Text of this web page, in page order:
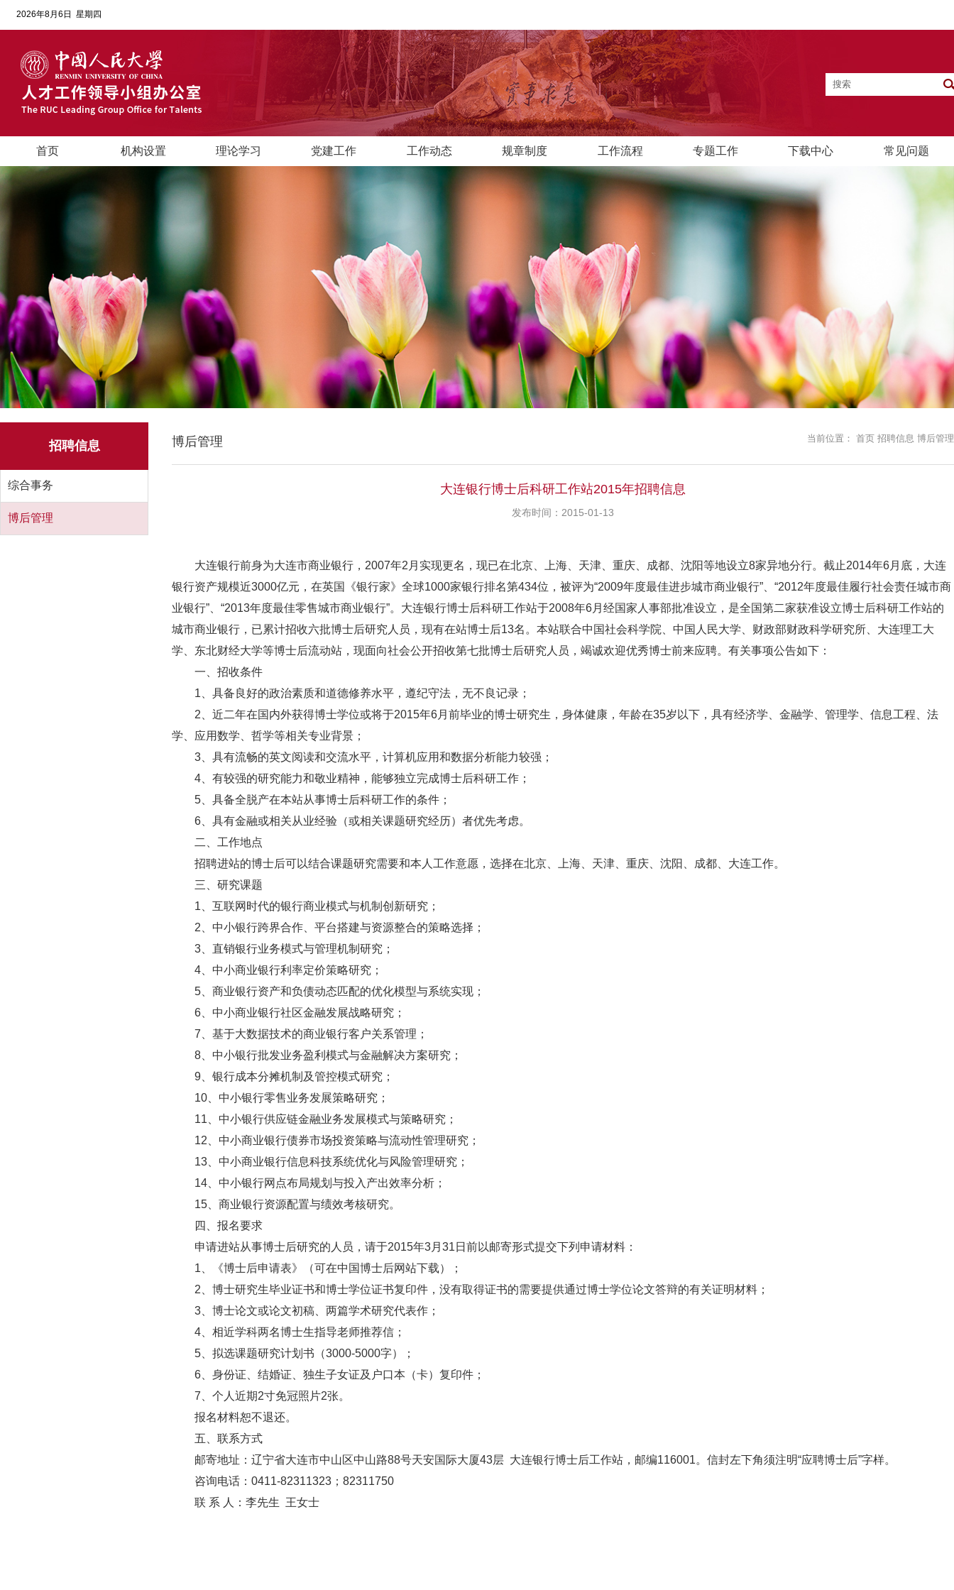
2026年8月6日 星期四
首页 机构设置 理论学习 党建工作 工作动态 规章制度 工作流程 专题工作 下载中心 常见问题
招聘信息
综合事务
博后管理
当前位置： 首页 招聘信息 博后管理
博后管理
大连银行博士后科研工作站2015年招聘信息
发布时间：2015-01-13
大连银行前身为大连市商业银行，2007年2月实现更名，现已在北京、上海、天津、重庆、成都、沈阳等地设立8家异地分行。截止2014年6月底，大连
银行资产规模近3000亿元，在英国《银行家》全球1000家银行排名第434位，被评为“2009年度最佳进步城市商业银行”、“2012年度最佳履行社会责任城市商
业银行”、“2013年度最佳零售城市商业银行”。大连银行博士后科研工作站于2008年6月经国家人事部批准设立，是全国第二家获准设立博士后科研工作站的
城市商业银行，已累计招收六批博士后研究人员，现有在站博士后13名。本站联合中国社会科学院、中国人民大学、财政部财政科学研究所、大连理工大
学、东北财经大学等博士后流动站，现面向社会公开招收第七批博士后研究人员，竭诚欢迎优秀博士前来应聘。有关事项公告如下：
一、招收条件
1、具备良好的政治素质和道德修养水平，遵纪守法，无不良记录；
2、近二年在国内外获得博士学位或将于2015年6月前毕业的博士研究生，身体健康，年龄在35岁以下，具有经济学、金融学、管理学、信息工程、法
学、应用数学、哲学等相关专业背景；
3、具有流畅的英文阅读和交流水平，计算机应用和数据分析能力较强；
4、有较强的研究能力和敬业精神，能够独立完成博士后科研工作；
5、具备全脱产在本站从事博士后科研工作的条件；
6、具有金融或相关从业经验（或相关课题研究经历）者优先考虑。
二、工作地点
招聘进站的博士后可以结合课题研究需要和本人工作意愿，选择在北京、上海、天津、重庆、沈阳、成都、大连工作。
三、研究课题
1、互联网时代的银行商业模式与机制创新研究；
2、中小银行跨界合作、平台搭建与资源整合的策略选择；
3、直销银行业务模式与管理机制研究；
4、中小商业银行利率定价策略研究；
5、商业银行资产和负债动态匹配的优化模型与系统实现；
6、中小商业银行社区金融发展战略研究；
7、基于大数据技术的商业银行客户关系管理；
8、中小银行批发业务盈利模式与金融解决方案研究；
9、银行成本分摊机制及管控模式研究；
10、中小银行零售业务发展策略研究；
11、中小银行供应链金融业务发展模式与策略研究；
12、中小商业银行债券市场投资策略与流动性管理研究；
13、中小商业银行信息科技系统优化与风险管理研究；
14、中小银行网点布局规划与投入产出效率分析；
15、商业银行资源配置与绩效考核研究。
四、报名要求
申请进站从事博士后研究的人员，请于2015年3月31日前以邮寄形式提交下列申请材料：
1、《博士后申请表》（可在中国博士后网站下载）；
2、博士研究生毕业证书和博士学位证书复印件，没有取得证书的需要提供通过博士学位论文答辩的有关证明材料；
3、博士论文或论文初稿、两篇学术研究代表作；
4、相近学科两名博士生指导老师推荐信；
5、拟选课题研究计划书（3000-5000字）；
6、身份证、结婚证、独生子女证及户口本（卡）复印件；
7、个人近期2寸免冠照片2张。
报名材料恕不退还。
五、联系方式
邮寄地址：辽宁省大连市中山区中山路88号天安国际大厦43层 大连银行博士后工作站，邮编116001。信封左下角须注明“应聘博士后”字样。
咨询电话：0411-82311323；82311750
联 系 人：李先生 王女士